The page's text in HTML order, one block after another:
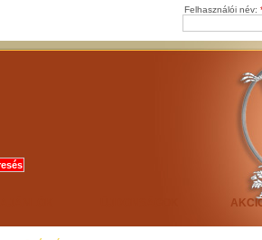
Felhasználói név: